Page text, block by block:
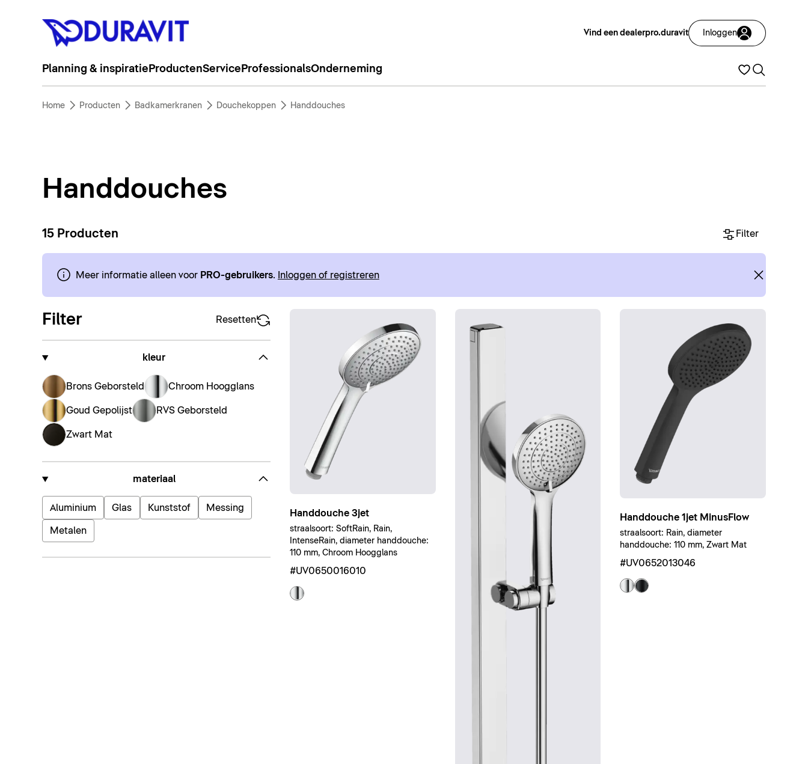
Vind een dealerpro.duravit Inloggen
Planning & inspiratie ProductenService ProfessionalsOnderneming
Home Producten Badkamerkranen Douchekoppen Handdouches
Handdouches
15 Producten Filter
Meer informatie alleen voor PRO-gebruikers. Inloggen of registreren
Filter Resetten
kleur
Brons Geborsteld Chroom Hoogglans
Goud Gepolijst RVS Geborsteld
Zwart Mat
materiaal
Aluminium Glas Kunststof Messing
Metalen
Handdouche 3jet
straalsoort: SoftRain, Rain,
IntenseRain, diameter handdouche:
110 mm, Chroom Hoogglans
#UV0650016010
Handdouche 1jet MinusFlow
straalsoort: Rain, diameter
handdouche: 110 mm, Zwart Mat
#UV0652013046